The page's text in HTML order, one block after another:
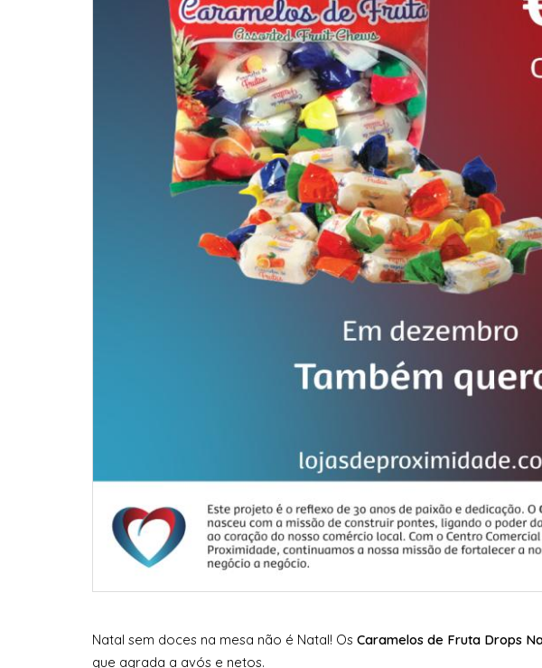
Natal sem doces na mesa não é Natal! Os Caramelos de Fruta Drops
que agrada a avós e netos.